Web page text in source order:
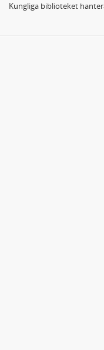
Kungliga biblioteket